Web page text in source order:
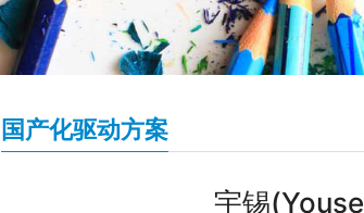
国产化驱动方案
宇锡